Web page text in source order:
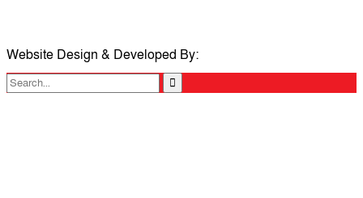
Website Design & Developed By: